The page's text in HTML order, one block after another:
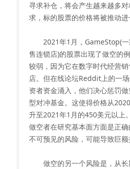
寻求补仓，将会产生越来越多
求，标的股票的价格将被推动进
2021年1月，GameStop(一
售连锁店)的股票出现了做空的
较弱，因为它在数字时代经营
店。但在线论坛Reddit上的一
资者资金涌入，他们决心惩罚
型对冲基金。这使得价格从
升至2021年1月的450美元以上
做空者在研究基本面方面是正
不可预见的风险，可能导致巨额
做空的另一个风险是，从长